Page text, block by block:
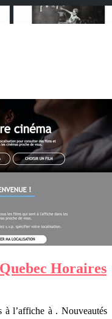
Horaires
à l’affiche à . Nouveautés